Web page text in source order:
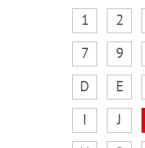
1 2
7
9
D
E
I
J